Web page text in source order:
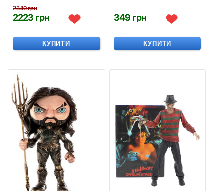
2340 грн
2223 грн
КУПИТИ
349 грн
КУПИТИ